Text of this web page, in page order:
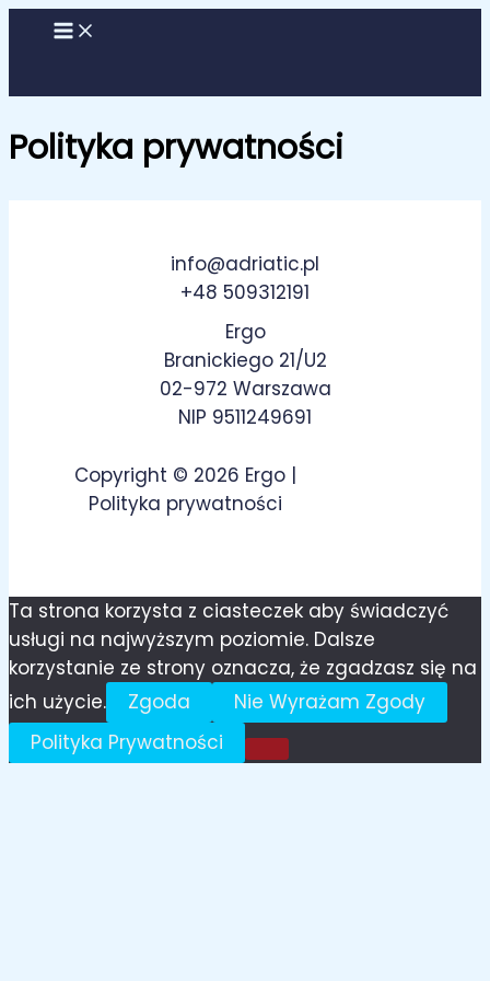
Przejdź
Polityka prywatności
info@adriatic.pl
+48 509312191
Ergo
Branickiego 21/U2
02-972 Warszawa
NIP 9511249691
Copyright © 2026 Ergo |
Polityka prywatności
Ta strona korzysta z ciasteczek aby świadczyć
usługi na najwyższym poziomie. Dalsze
korzystanie ze strony oznacza, że zgadzasz się na
ich użycie.
Zgoda
Nie Wyrażam Zgody
Polityka Prywatności